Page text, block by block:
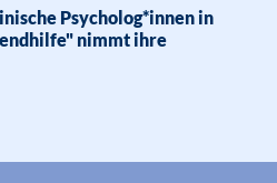
Psycholog*innen in
nimmt ihre